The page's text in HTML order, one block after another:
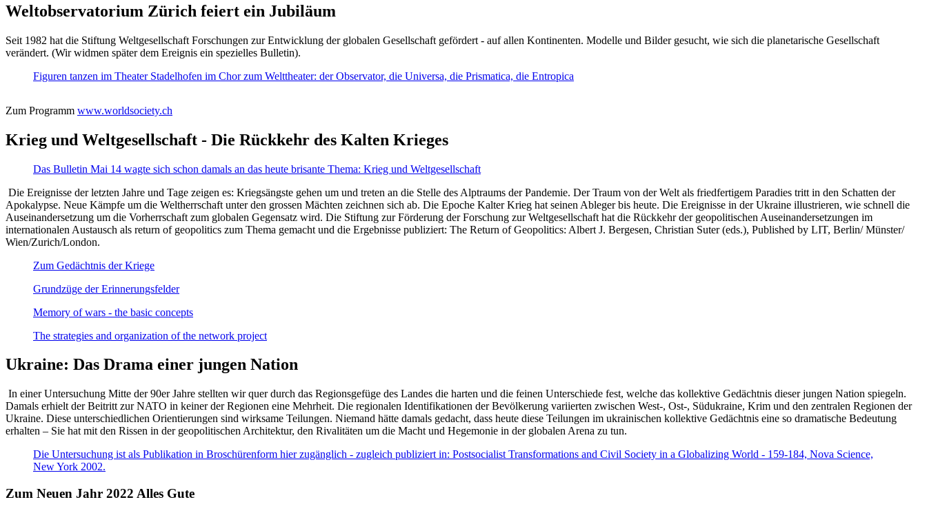
Weltobservatorium Zürich feiert ein Jubiläum
Seit 1982 hat die Stiftung Weltgesellschaft Forschungen zur Entwicklung der globalen Gesellschaft gefördert - auf allen Kontinenten. Modelle und Bilder gesucht, wie sich die planetarische Gesellschaft
verändert. (Wir widmen später dem Ereignis ein spezielles Bulletin).
Figuren tanzen im Theater Stadelhofen im Chor zum Welttheater: der Observator, die Universa, die Prismatica, die Entropica
Zum Programm www.worldsociety.ch
Krieg und Weltgesellschaft - Die Rückkehr des Kalten Krieges
Das Bulletin Mai 14 wagte sich schon damals an das heute brisante Thema: Krieg und Weltgesellschaft
Die Ereignisse der letzten Jahre und Tage zeigen es: Kriegsängste gehen um und treten an die Stelle des Alptraums der Pandemie. Der Traum von der Welt als friedfertigem Paradies tritt in den Schatten der
Apokalypse. Neue Kämpfe um die Weltherrschaft unter den grossen Mächten zeichnen sich ab. Die Epoche Kalter Krieg hat seinen Ableger bis heute. Die Ereignisse in der Ukraine illustrieren, wie schnell die
Auseinandersetzung um die Vorherrschaft zum globalen Gegensatz wird. Die Stiftung zur Förderung der Forschung zur Weltgesellschaft hat die Rückkehr der geopolitischen Auseinandersetzungen im
internationalen Austausch als return of geopolitics zum Thema gemacht und die Ergebnisse publiziert: The Return of Geopolitics: Albert J. Bergesen, Christian Suter (eds.), Published by LIT, Berlin/ Münster/
Wien/Zurich/London.
Zum Gedächtnis der Kriege
Grundzüge der Erinnerungsfelder
Memory of wars - the basic concepts
The strategies and organization of the network project
Ukraine: Das Drama einer jungen Nation
In einer Untersuchung Mitte der 90er Jahre stellten wir quer durch das Regionsgefüge des Landes die harten und die feinen Unterschiede fest, welche das kollektive Gedächtnis dieser jungen Nation spiegeln.
Damals erhielt der Beitritt zur NATO in keiner der Regionen eine Mehrheit. Die regionalen Identifikationen der Bevölkerung variierten zwischen West-, Ost-, Südukraine, Krim und den zentralen Regionen der
Ukraine. Diese unterschiedlichen Orientierungen sind wirksame Teilungen. Niemand hätte damals gedacht, dass heute diese Teilungen im ukrainischen kollektive Gedächtnis eine so dramatische Bedeutung
erhalten – Sie hat mit den Rissen in der geopolitischen Architektur, den Rivalitäten um die Macht und Hegemonie in der globalen Arena zu tun.
Die Untersuchung ist als Publikation in Broschürenform hier zugänglich - zugleich publiziert in: Postsocialist Transformations and Civil Society in a Globalizing World - 159-184, Nova Science,
New York 2002.
Zum Neuen Jahr 2022 Alles Gute